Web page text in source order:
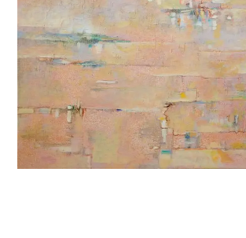
LA PRESSE AU SUJET DE
TÉMOIGNAGES AU SUJET DE
CATALOGUE DES
A – RÉALITÉ POÉTIQUE –
B – COMPOSITIONS ABSTRAITES
C – SILENCE ET LUMIÈRE –
D – PAYSAGISME ABSTRAIT –